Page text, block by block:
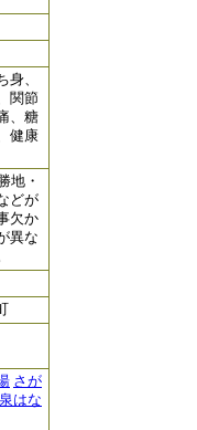
身、
関節
、糖
健康
地・
どが
欠か
異な
さが
はな